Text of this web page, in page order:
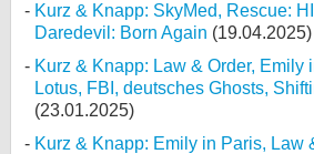
Kurz & Knapp: SkyMed, Rescue:
Daredevil: Born Again (19.04.2025)
Kurz & Knapp: Law & Order, Emily
Lotus, FBI, deutsches Ghosts,
(23.01.2025)
Kurz & Knapp: Emily in Paris, Law